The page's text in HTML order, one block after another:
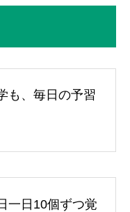
も、毎日の予習
一日10個ずつ覚